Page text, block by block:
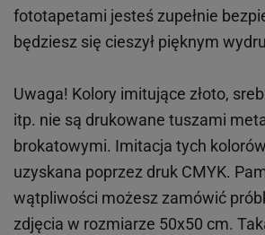
fototapetami jesteś zupełnie
będziesz się cieszył pięknym
Uwaga! Kolory imitujące złoto,
itp. nie są drukowane tuszami
brokatowymi. Imitacja tych
uzyskana poprzez druk CMYK.
wątpliwości możesz zamówić
zdjęcia w rozmiarze 50x50 cm.